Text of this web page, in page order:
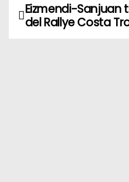
NEizmendi-Sanjuan
del Rallye Costa